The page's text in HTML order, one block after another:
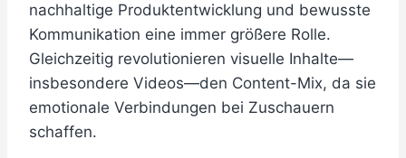
nachhaltige Produktentwicklung und bewusste
Kommunikation eine immer größere Rolle.
Gleichzeitig revolutionieren visuelle Inhalte—
insbesondere Videos—den Content-Mix, da sie
emotionale Verbindungen bei Zuschauern
schaffen.